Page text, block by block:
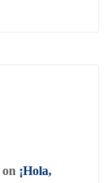
on ¡Hola,